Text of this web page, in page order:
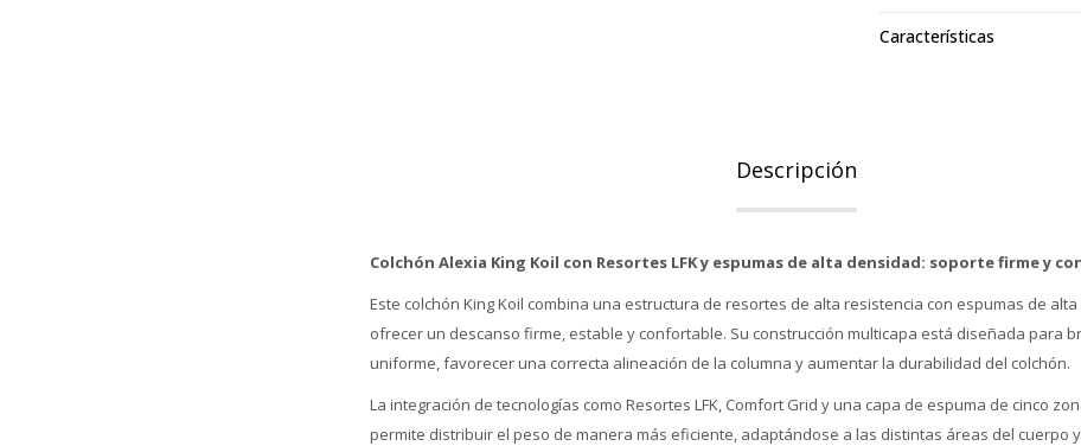
Características
Descripción
Colchón Alexia King Koil con Resortes LFK y espumas de alta densidad: soporte firme y
Este colchón King Koil combina una estructura de resortes de alta resistencia con espumas de
ofrecer un descanso firme, estable y confortable. Su construcción multicapa está diseñada para
uniforme, favorecer una correcta alineación de la columna y aumentar la durabilidad del colchón.
La integración de tecnologías como Resortes LFK, Comfort Grid y una capa de espuma de cinco
permite distribuir el peso de manera más eficiente, adaptándose a las distintas áreas del cuerpo